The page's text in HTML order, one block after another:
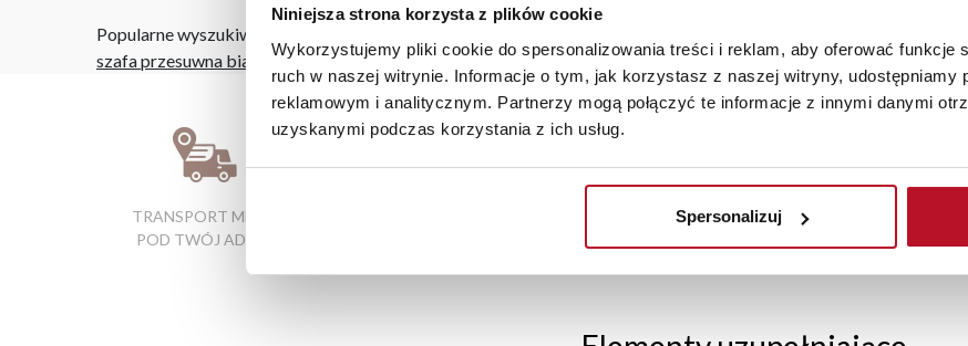
Niniejsza strona korzysta z plików cookie
Wykorzystujemy pliki cookie do spersonalizowania treści i reklam, aby oferować funkcje
ruch w naszej witrynie. Informacje o tym, jak korzystasz z naszej witryny, udostępniamy
reklamowym i analitycznym. Partnerzy mogą połączyć te informacje z innymi danymi
uzyskanymi podczas korzystania z ich usług.
Spersonalizuj
Popularne wyszukiwania:
szafa przesuwna biała
|szafki narożne do kuchni wymiary|sklep meblowy leszno| meble biurowe cena
TRANSPORT MEBLI
POD TWÓJ ADRES
BEZPIECZNE ZAKUPY
WYSOKA JAKOŚĆ